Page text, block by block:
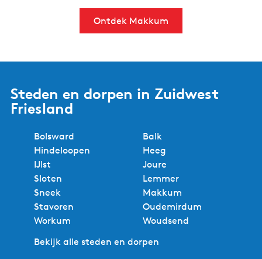
Ontdek Makkum
Steden en dorpen in Zuidwest
Friesland
Bolsward
Balk
Hindeloopen
Heeg
IJlst
Joure
Sloten
Lemmer
Sneek
Makkum
Stavoren
Oudemirdum
Workum
Woudsend
Bekijk alle steden en dorpen